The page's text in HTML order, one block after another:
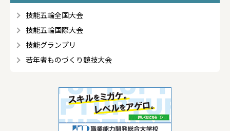
技能五輪全国大会
技能五輪国際大会
技能グランプリ
若年者ものづくり競技大会